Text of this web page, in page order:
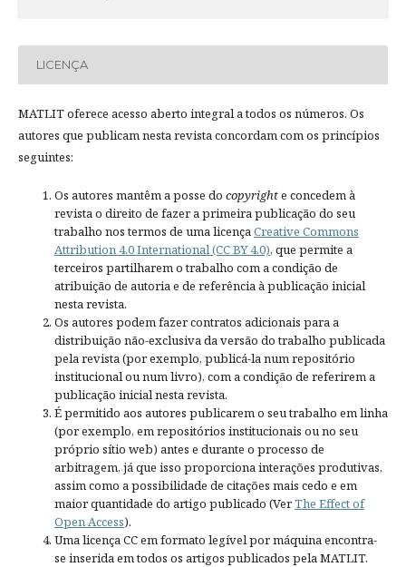
LICENÇA
MATLIT oferece acesso aberto integral a todos os números. Os
autores que publicam nesta revista concordam com os princípios
seguintes:
Os autores mantêm a posse do copyrighte concedem à
revista o direito de fazer a primeira publicação do seu
trabalho nos termos de uma licençaCreative Commons
Attribution 4.0 International (CC BY 4.0), que permite a
terceiros partilharem o trabalho com a condição de
atribuição de autoria e de referência à publicação inicial
nesta revista.
Os autores podem fazer contratos adicionais para a
distribuição não-exclusiva da versão do trabalho publicada
pela revista (por exemplo, publicá-la num repositório
institucional ou num livro), com a condição de referirem a
publicação inicial nesta revista.
É permitido aos autores publicarem o seu trabalho em linha
(por exemplo, em repositórios institucionais ou no seu
próprio sítio web) antes e durante o processo de
arbitragem, já que isso proporciona interações produtivas,
assim como a possibilidade de citações mais cedo e em
maior quantidade do artigo publicado (VerThe Effect of
Open Access).
Uma licença CC em formato legível por máquina encontra-
se inserida em todos os artigos publicados pela MATLIT.